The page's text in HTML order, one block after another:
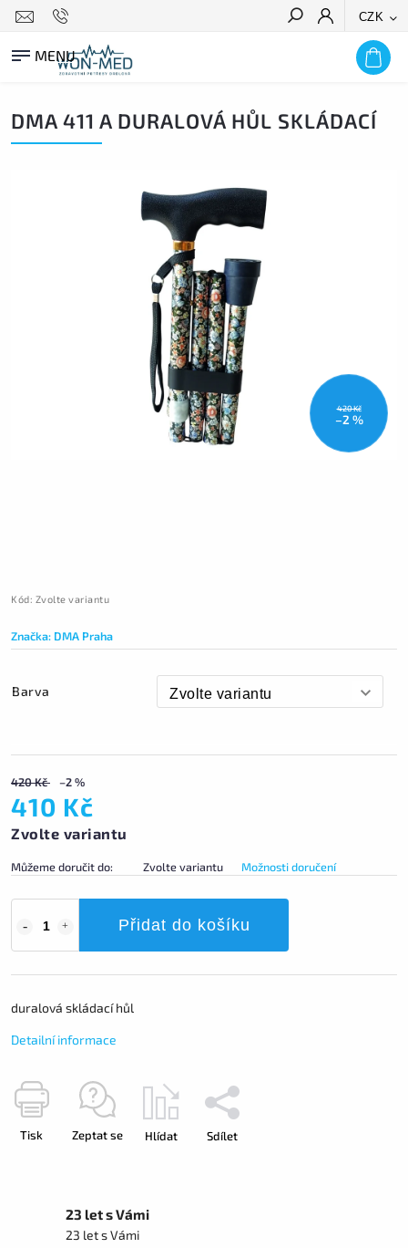
CZK
HLEDAT
DMA 411 A DURALOVÁ HŮL SKLÁDACÍ
420 Kč
–2 %
Kód: Zvolte variantu
Značka: DMA Praha
Barva
420 Kč –2 %
410 Kč
Zvolte variantu
Můžeme doručit do: Zvolte variantu Možnosti doručení
Přidat do košíku
duralová skládací hůl
Detailní informace
Tisk Zeptat se Hlídat Sdílet
23 let s Vámi
23 let s Vámi